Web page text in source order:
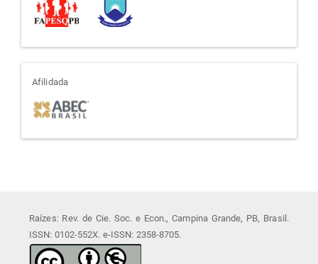
afiliada
Afilidada
Raízes: Rev. de Cie. Soc. e Econ., Campina Grande, PB, Brasil.
ISSN: 0102-552X. e-ISSN: 2358-8705.